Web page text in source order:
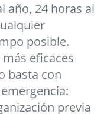
año, 24 horas al
posible.
eficaces
basta con
previa